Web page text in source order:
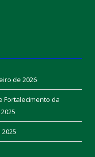
de 2026
Fortalecimento da